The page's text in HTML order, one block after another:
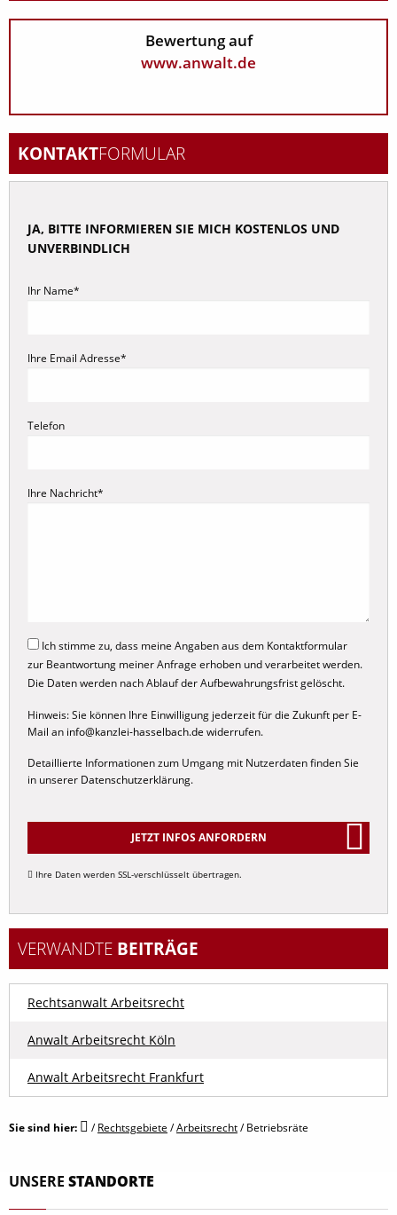
Bewertung auf
www.anwalt.de
KONTAKTFORMULAR
JA, BITTE INFORMIEREN SIE MICH KOSTENLOS UND
UNVERBINDLICH
Ihr Name*
Ihre Email Adresse*
Telefon
Ihre Nachricht*
Ich stimme zu, dass meine Angaben aus dem Kontaktformular
zur Beantwortung meiner Anfrage erhoben und verarbeitet werden.
Die Daten werden nach Ablauf der Aufbewahrungsfrist gelöscht.
Hinweis: Sie können Ihre Einwilligung jederzeit für die Zukunft per E-
Mail an info@kanzlei-hasselbach.de widerrufen.
Detaillierte Informationen zum Umgang mit Nutzerdaten finden Sie
in unserer Datenschutzerklärung.
JETZT INFOS ANFORDERN
Alternative:
Ihre Daten werden SSL-verschlüsselt übertragen.
VERWANDTE BEITRÄGE
Rechtsanwalt Arbeitsrecht
Anwalt Arbeitsrecht Köln
Anwalt Arbeitsrecht Frankfurt
Sie sind hier: /Rechtsgebiete /Arbeitsrecht/Betriebsräte
UNSERE STANDORTE